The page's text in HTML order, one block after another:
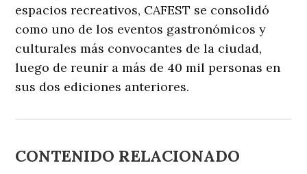
espacios recreativos, CAFEST se consolidó
como uno de los eventos gastronómicos y
culturales más convocantes de la ciudad,
luego de reunir a más de 40 mil personas en
sus dos ediciones anteriores.
CONTENIDO RELACIONADO